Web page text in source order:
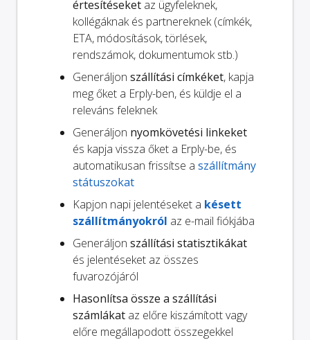
értesítéseket az ügyfeleknek,
kollégáknak és partnereknek (címkék,
ETA, módosítások, törlések,
rendszámok, dokumentumok stb.)
Generáljon szállítási címkéket, kapja
meg őket a Erply-ben, és küldje el a
releváns feleknek
Generáljon nyomkövetési linkeket
és kapja vissza őket a Erply-be, és
automatikusan frissítse a szállítmány
státuszokat
Kapjon napi jelentéseket a késett
szállítmányokról az e-mail fiókjába
Generáljon szállítási statisztikákat
és jelentéseket az összes
fuvarozójáról
Hasonlítsa össze a szállítási
számlákat az előre kiszámított vagy
előre megállapodott összegekkel